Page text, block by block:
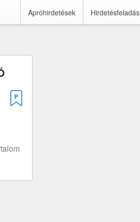
Apróhirdetések Hirdetésfeladás